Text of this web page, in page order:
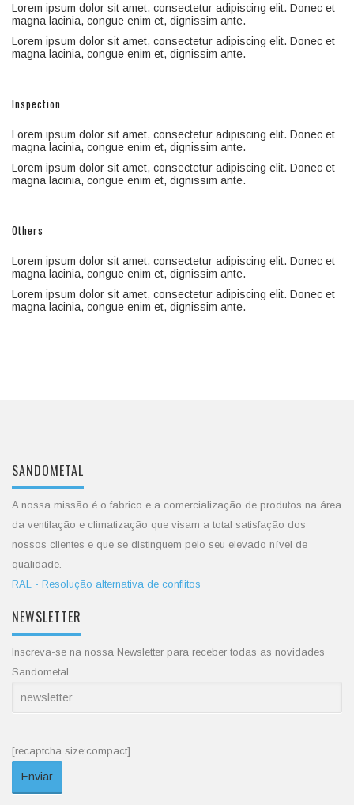
Lorem ipsum dolor sit amet, consectetur adipiscing elit. Donec et
magna lacinia, congue enim et, dignissim ante.
Lorem ipsum dolor sit amet, consectetur adipiscing elit. Donec et
magna lacinia, congue enim et, dignissim ante.
Inspection
Lorem ipsum dolor sit amet, consectetur adipiscing elit. Donec et
magna lacinia, congue enim et, dignissim ante.
Lorem ipsum dolor sit amet, consectetur adipiscing elit. Donec et
magna lacinia, congue enim et, dignissim ante.
Others
Lorem ipsum dolor sit amet, consectetur adipiscing elit. Donec et
magna lacinia, congue enim et, dignissim ante.
Lorem ipsum dolor sit amet, consectetur adipiscing elit. Donec et
magna lacinia, congue enim et, dignissim ante.
SANDOMETAL
A nossa missão é o fabrico e a comercialização de produtos na área
da ventilação e climatização que visam a total satisfação dos
nossos clientes e que se distinguem pelo seu elevado nível de
qualidade.
RAL - Resolução alternativa de conflitos
NEWSLETTER
Inscreva-se na nossa Newsletter para receber todas as novidades
Sandometal
[recaptcha size:compact]